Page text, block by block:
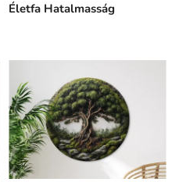
Életfa Hatalmasság